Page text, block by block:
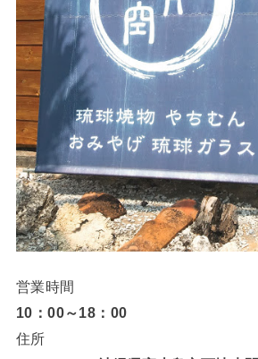
営業時間
10：00～18：00
住所